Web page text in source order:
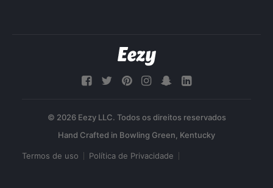
© 2026 Eezy LLC. Todos os direitos reservados
Termos de uso Política de Privacidade